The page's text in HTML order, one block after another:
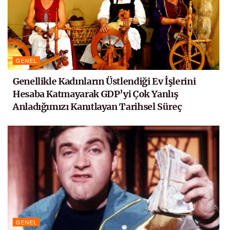
GENEL
Genellikle Kadınların Üstlendiği Ev İşlerini
Hesaba Katmayarak GDP’yi Çok Yanlış
Anladığımızı Kanıtlayan Tarihsel Süreç
GENEL